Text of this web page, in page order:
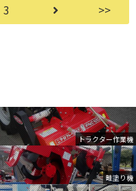
トラクター作業機
畦塗り機
3 >>